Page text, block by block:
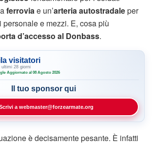
ferroviae un’arteria autostradaleper
e mezzi. E, cosa più
d’accesso al Donbass.
visitatori
ultimi 28 giorni
·Aggiornato al 08 Agosto 2026
Il tuo sponsor qui
a webmaster@forzearmate.org
è decisamente pesante. È infatti